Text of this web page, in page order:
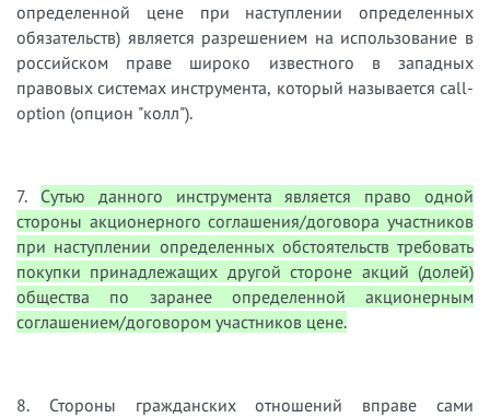
определенной цене при наступлении определенных
обязательств) является разрешением на использование в
российском праве широко известного в западных
правовых системах инструмента, который называется call-
option (опцион "колл").
7. Сутью данного инструмента является право одной
стороны акционерного соглашения/договора участников
при наступлении определенных обстоятельств требовать
покупки принадлежащих другой стороне акций (долей)
общества по заранее определенной акционерным
соглашением/договором участников цене.
8. Стороны гражданских отношений вправе сами